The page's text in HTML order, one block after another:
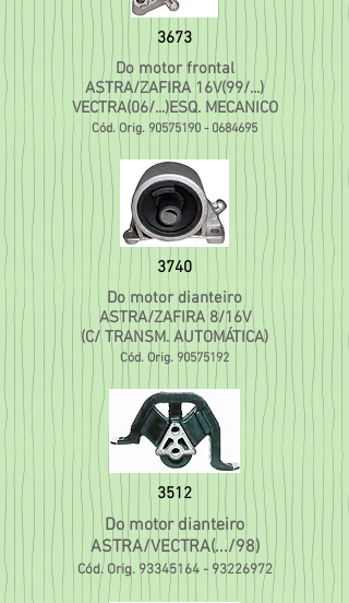
3673
Do motor frontal
ASTRA/ZAFIRA 16V(99/...)
VECTRA(06/...)ESQ. MECANICO
Cód. Orig. 90575190 - 0684695
3740
Do motor dianteiro
ASTRA/ZAFIRA 8/16V
(C/ TRANSM. AUTOMÁTICA)
Cód. Orig. 90575192
3512
Do motor dianteiro
ASTRA/VECTRA(.../98)
Cód. Orig. 93345164 - 93226972